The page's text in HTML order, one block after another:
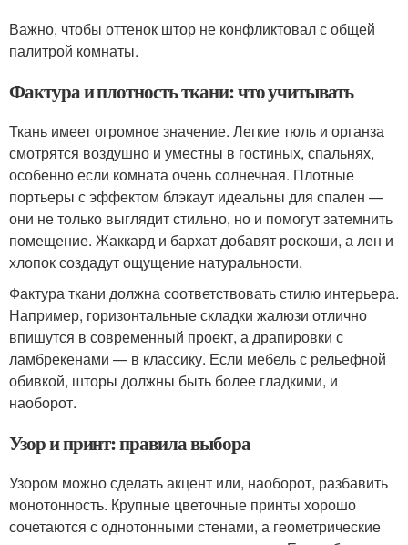
Важно, чтобы оттенок штор не конфликтовал с общей
палитрой комнаты.
Фактура и плотность ткани: что учитывать
Ткань имеет огромное значение. Легкие тюль и органза
смотрятся воздушно и уместны в гостиных, спальнях,
особенно если комната очень солнечная. Плотные
портьеры с эффектом блэкаут идеальны для спален —
они не только выглядит стильно, но и помогут затемнить
помещение. Жаккард и бархат добавят роскоши, а лен и
хлопок создадут ощущение натуральности.
Фактура ткани должна соответствовать стилю интерьера.
Например, горизонтальные складки жалюзи отлично
впишутся в современный проект, а драпировки с
ламбрекенами — в классику. Если мебель с рельефной
обивкой, шторы должны быть более гладкими, и
наоборот.
Узор и принт: правила выбора
Узором можно сделать акцент или, наоборот, разбавить
монотонность. Крупные цветочные принты хорошо
сочетаются с однотонными стенами, а геометрические